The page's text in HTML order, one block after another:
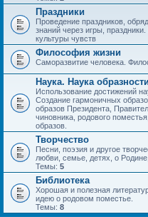
Праздники
Проведение праздников,
знаний через игры,
культуры чувств
Философия жизни
Саморазвитие человека.
Наука. Наука
Использование достижений
Создание гармоничных
образов Президента,
чиновника, родового
образов.
Творчество
Песни, поэзия и другое
любви, семье, детях, о
Темы: 5
Библиотека
Хорошая и полезная
идею о родовом поместье.
Темы: 8